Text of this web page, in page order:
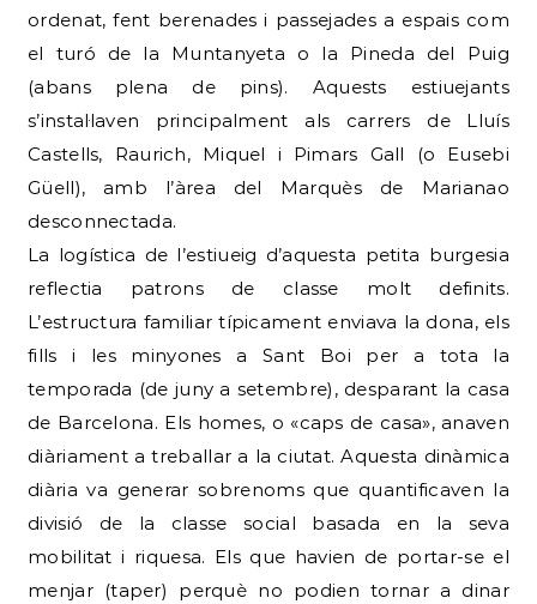
ordenat, fent berenades i passejades a espais com
el turó de la Muntanyeta o la Pineda del Puig
(abans plena de pins). Aquests estiuejants
s’instal·laven principalment als carrers de Lluís
Castells, Raurich, Miquel i Pimars Gall (o Eusebi
Güell), amb l’àrea del Marquès de Marianao
desconnectada.
La logística de l’estiueig d’aquesta petita burgesia
reflectia patrons de classe molt definits.
L’estructura familiar típicament enviava la dona, els
fills i les minyones a Sant Boi per a tota la
temporada (de juny a setembre), desparant la casa
de Barcelona. Els homes, o «caps de casa», anaven
diàriament a treballar a la ciutat. Aquesta dinàmica
diària va generar sobrenoms que quantificaven la
divisió de la classe social basada en la seva
mobilitat i riquesa. Els que havien de portar-se el
menjar (taper) perquè no podien tornar a dinar